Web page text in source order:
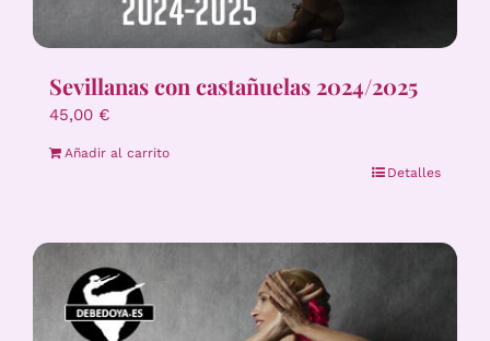
Sevillanas con castañuelas 2024/2025
45,00 €
Añadir al carrito
Detalles